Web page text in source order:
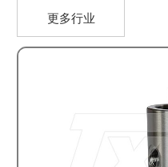
更多行业